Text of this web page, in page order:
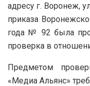
адресу г. Воронеж,
приказа
года № 92 была
проверка в
Предметом
«Медиа Альянс»